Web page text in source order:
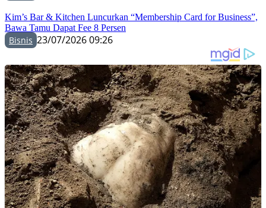
Kim’s Bar & Kitchen Luncurkan “Membership Card for Business”,
Bawa Tamu Dapat Fee 8 Persen
Bisnis 23/07/2026 09:26